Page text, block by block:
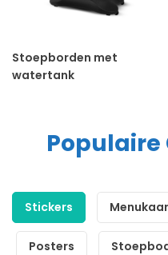
Stoepborden met
watertank
Stickers
Posters